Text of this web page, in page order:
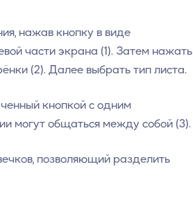
нажав кнопку в виде
части экрана (1). Затем нажать
(2). Далее выбрать тип листа.
кнопкой с одним
могут общаться между собой (3).
позволяющий разделить